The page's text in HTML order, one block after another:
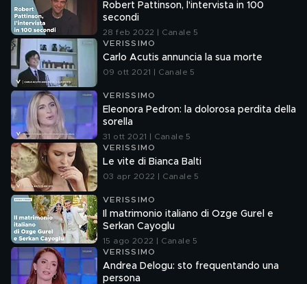
Robert Pattinson, l'intervista in 100
secondi
28 feb 2022 | Canale 5
VERISSIMO
Carlo Acutis annuncia la sua morte
09 ott 2021 | Canale 5
VERISSIMO
Eleonora Pedron: la dolorosa perdita della
sorella
31 ott 2021 | Canale 5
VERISSIMO
Le vite di Bianca Balti
03 apr 2022 | Canale 5
VERISSIMO
Il matrimonio italiano di Ozge Gurel e
Serkan Cayoglu
15 ago 2022 | Canale 5
VERISSIMO
Andrea Delogu: sto frequentando una
persona